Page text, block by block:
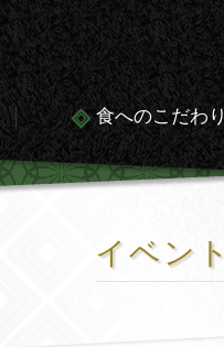
食へのこだわ
イベン